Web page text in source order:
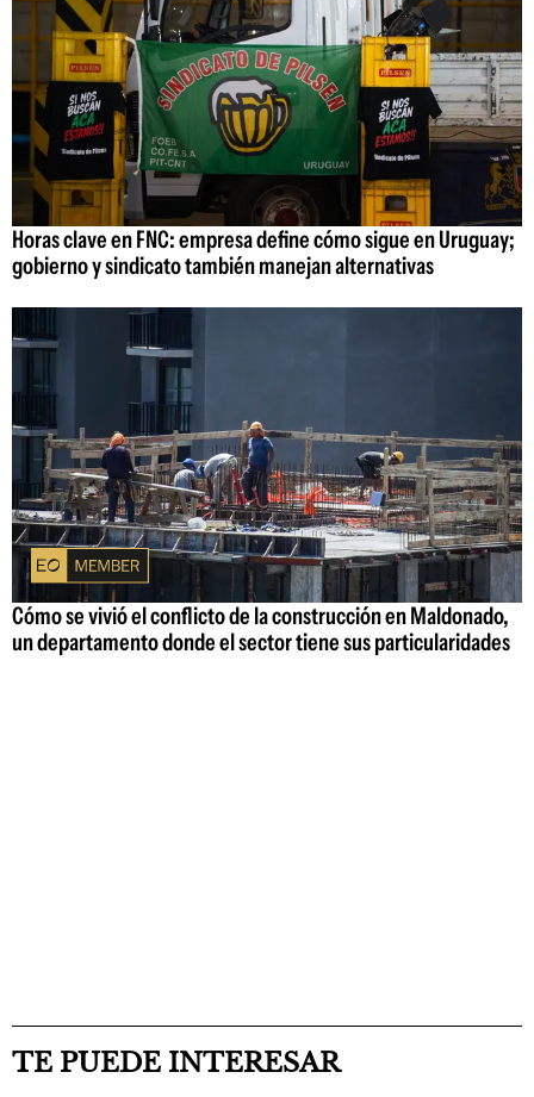
Horas clave en FNC: empresa define cómo sigue en Uruguay;
gobierno y sindicato también manejan alternativas
Cómo se vivió el conflicto de la construcción en Maldonado,
un departamento donde el sector tiene sus particularidades
TE PUEDE INTERESAR